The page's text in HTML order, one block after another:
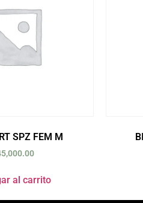
SPZ FEM M
al carrito